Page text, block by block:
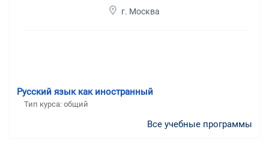
г. Москва
Русский язык как иностранный
Тип курса: общий
Все учебные программы